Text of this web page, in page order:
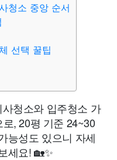
청소 중앙 순서
선택 꿀팁
청소와 입주청소 가
, 20평 기준 24~30
능성도 있으니 자세
세요! 🏡✨